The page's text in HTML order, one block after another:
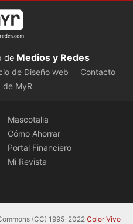
de Medios y Redes
de Diseño web
Contacto
de MyR
Mascotalia
Cómo Ahorrar
Portal Financiero
Mi Revista
(CC) 1995-2022 Color Vivo